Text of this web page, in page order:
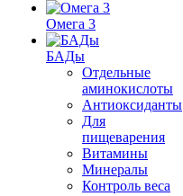
Омега 3
БАДы
Отдельные
аминокислоты
Антиоксиданты
Для
пищеварения
Витамины
Минералы
Контроль веса